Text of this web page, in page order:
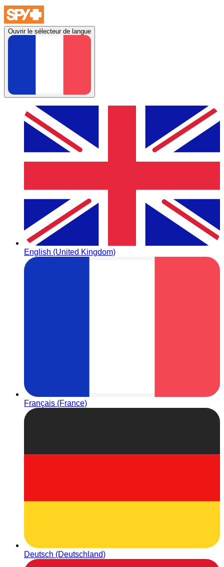
Ouvrir le sélecteur de langue
English (United Kingdom)
Français (France)
Deutsch (Deutschland)